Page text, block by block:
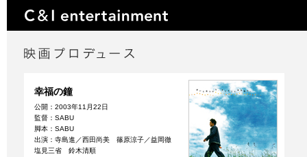
幸福の鐘
公開：2003年11月22日
監督：SABU
脚本：SABU
出演：寺島進／西田尚美 篠原涼子／益岡徹
塩見三省 鈴木清順